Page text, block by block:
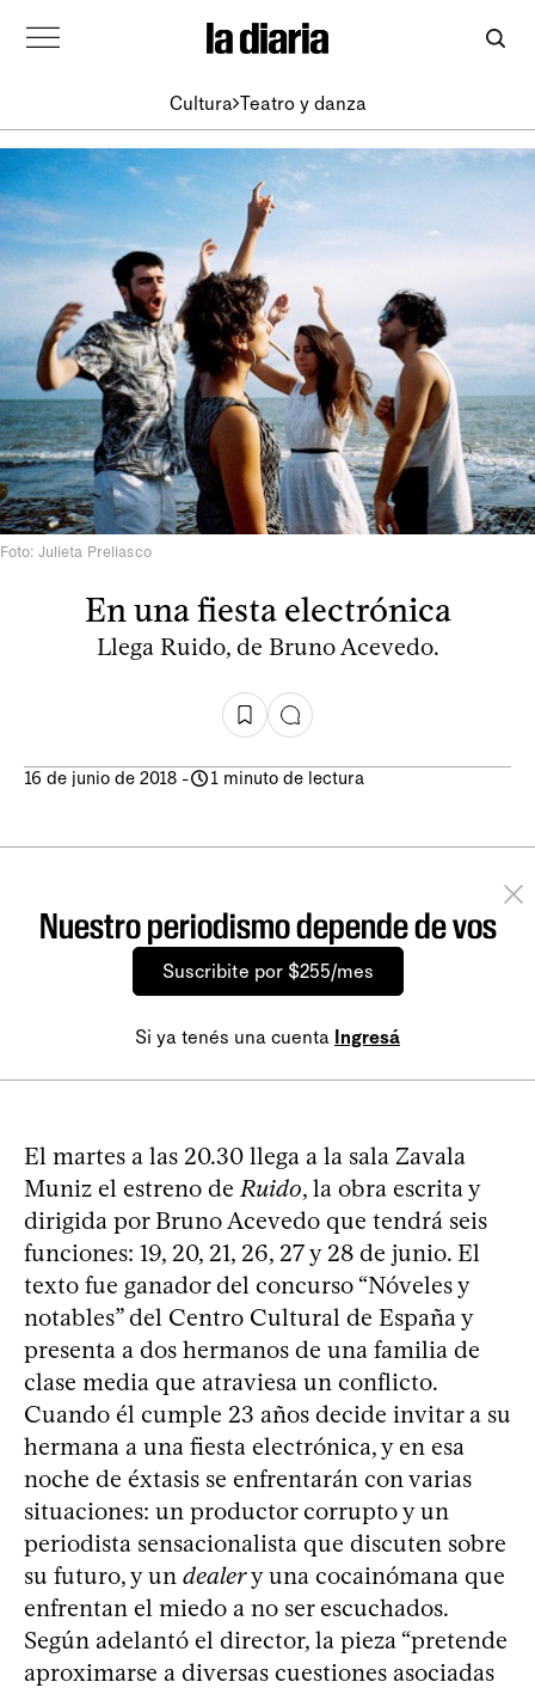
Cultura Teatro y danza
Foto: Julieta Preliasco
En una fiesta electrónica
Llega Ruido, de Bruno Acevedo.
16 de junio de 2018 - 1 minuto de lectura
Nuestro periodismo depende de vos
Suscribite por $255/mes
Si ya tenés una cuenta Ingresá
El martes a las 20.30 llega a la sala Zavala
Muniz el estreno de Ruido, la obra escrita y
dirigida por Bruno Acevedo que tendrá seis
funciones: 19, 20, 21, 26, 27 y 28 de junio. El
texto fue ganador del concurso “Nóveles y
notables” del Centro Cultural de España y
presenta a dos hermanos de una familia de
clase media que atraviesa un conflicto.
Cuando él cumple 23 años decide invitar a su
hermana a una fiesta electrónica, y en esa
noche de éxtasis se enfrentarán con varias
situaciones: un productor corrupto y un
periodista sensacionalista que discuten sobre
su futuro, y un dealery una cocainómana que
enfrentan el miedo a no ser escuchados.
Según adelantó el director, la pieza “pretende
aproximarse a diversas cuestiones asociadas